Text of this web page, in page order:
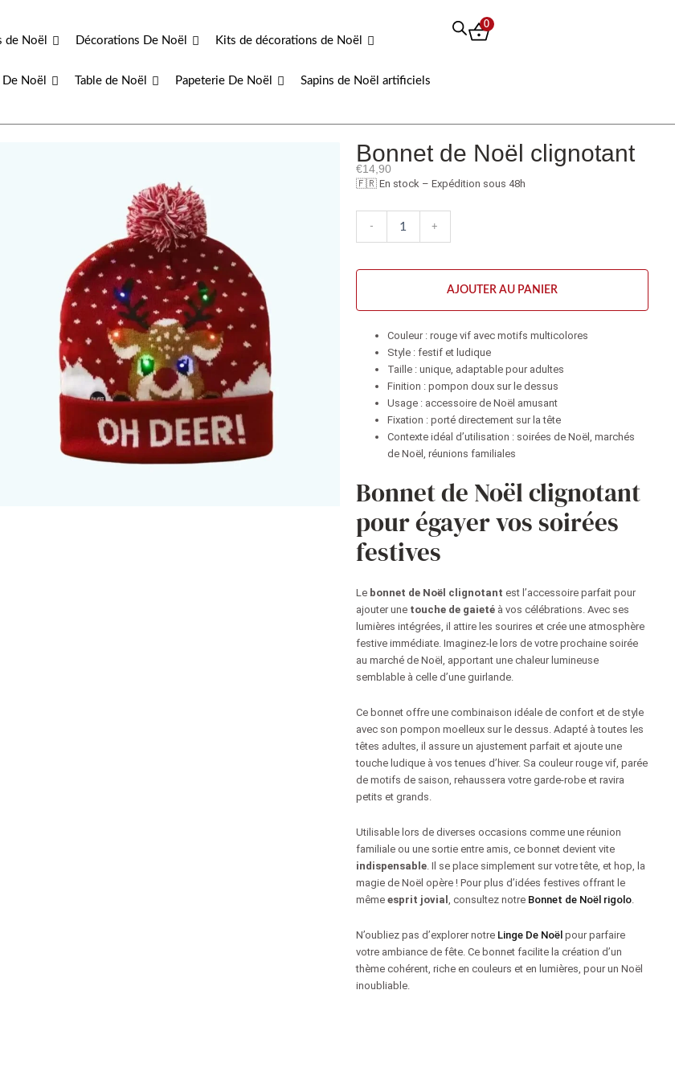
de Noël Décorations De Noël Kits de décorations de Noël
De Noël Table de Noël Papeterie De Noël Sapins de Noël artificiels
0
Bonnet de Noël clignotant
€14,90
🇫🇷 En stock – Expédition sous 48h
- +
AJOUTER AU PANIER
Couleur : rouge vif avec motifs multicolores
Style : festif et ludique
Taille : unique, adaptable pour adultes
Finition : pompon doux sur le dessus
Usage : accessoire de Noël amusant
Fixation : porté directement sur la tête
Contexte idéal d’utilisation : soirées de Noël, marchés
de Noël, réunions familiales
Bonnet de Noël clignotant
pour égayer vos soirées
festives
Le bonnet de Noël clignotant est l’accessoire parfait pour
ajouter une touche de gaietéà vos célébrations. Avec ses
lumières intégrées, il attire les sourires et crée une atmosphère
festive immédiate. Imaginez-le lors de votre prochaine soirée
au marché de Noël, apportant une chaleur lumineuse
semblable à celle d’une guirlande.
Ce bonnet offre une combinaison idéale de confort et de style
avec son pompon moelleux sur le dessus. Adapté à toutes les
têtes adultes, il assure un ajustement parfait et ajoute une
touche ludique à vos tenues d’hiver. Sa couleur rouge vif, parée
de motifs de saison, rehaussera votre garde-robe et ravira
petits et grands.
Utilisable lors de diverses occasions comme une réunion
familiale ou une sortie entre amis, ce bonnet devient vite
indispensable. Il se place simplement sur votre tête, et hop, la
magie de Noël opère ! Pour plus d’idées festives offrant le
même esprit jovial , consultez notre Bonnet de Noël rigolo.
N’oubliez pas d’explorer notre Linge De Noëlpour parfaire
votre ambiance de fête. Ce bonnet facilite la création d’un
thème cohérent, riche en couleurs et en lumières, pour un Noël
inoubliable.